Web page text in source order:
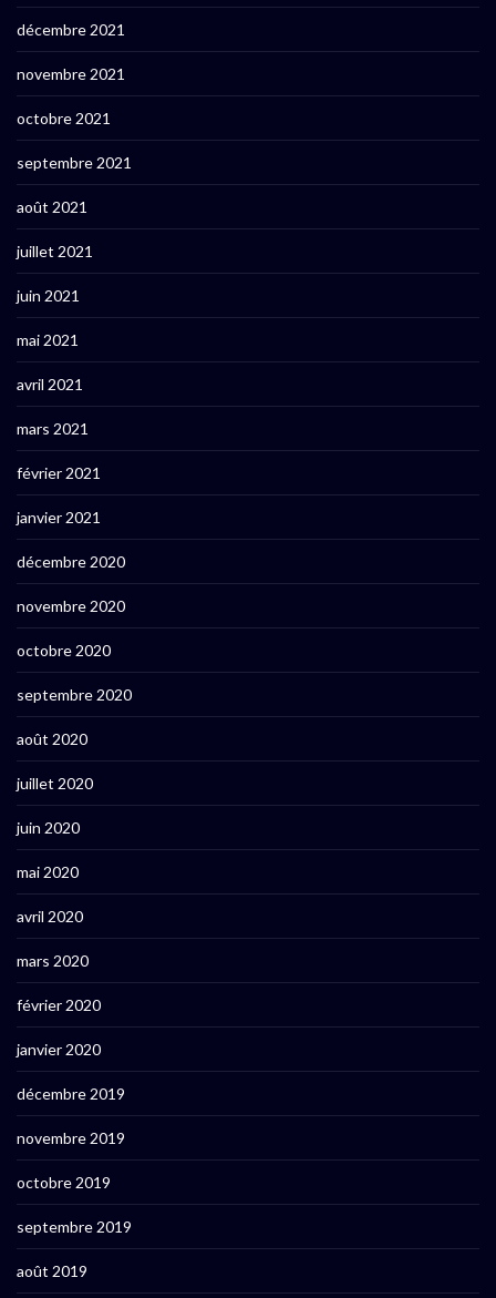
décembre 2021
novembre 2021
octobre 2021
septembre 2021
août 2021
juillet 2021
juin 2021
mai 2021
avril 2021
mars 2021
février 2021
janvier 2021
décembre 2020
novembre 2020
octobre 2020
septembre 2020
août 2020
juillet 2020
juin 2020
mai 2020
avril 2020
mars 2020
février 2020
janvier 2020
décembre 2019
novembre 2019
octobre 2019
septembre 2019
août 2019